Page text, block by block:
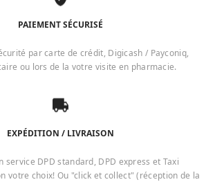
PAIEMENT SÉCURISÉ
par carte de crédit, Digicash / Payconiq,
ou lors de la votre visite en pharmacie.
EXPÉDITION / LIVRAISON
service DPD standard, DPD express et Taxi
votre choix! Ou "click et collect" (réception de la